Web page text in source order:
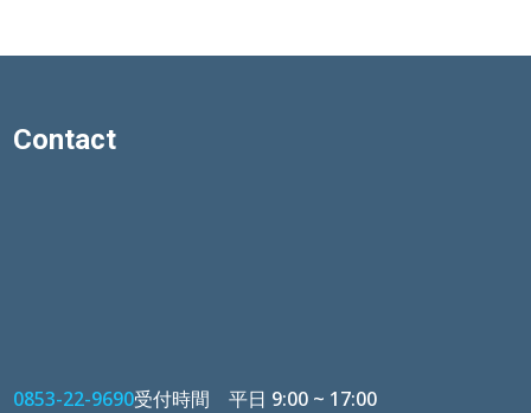
Contact
0853-22-9690受付時間 平日 9:00 ~ 17:00